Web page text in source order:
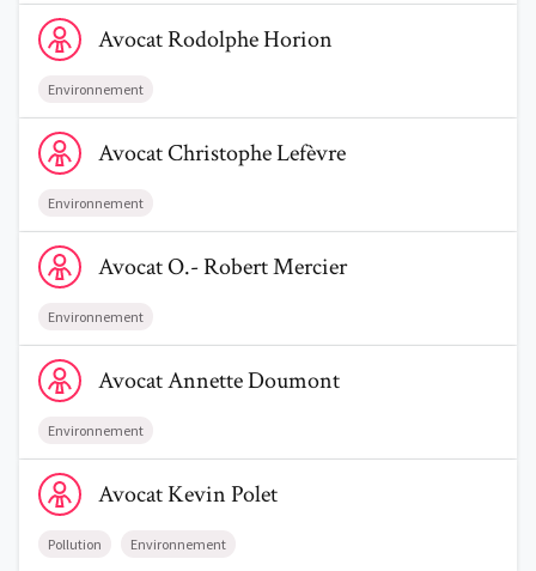
Trouve un avocat
Blog
Qui sommes-nous
Une start-up 100% indépendante
Voir le profil de AvocatRodolphe Horion
AvocatRodolpheHorion
Environnement
Voir le profil de AvocatChristophe Lefèvre
AvocatChristopheLefèvre
Environnement
Voir le profil de AvocatO.- Robert Mercier
AvocatO.- RobertMercier
Environnement
Voir le profil de AvocatAnnette Doumont
AvocatAnnetteDoumont
Environnement
Voir le profil de AvocatKevin Polet
AvocatKevinPolet
Pollution Environnement